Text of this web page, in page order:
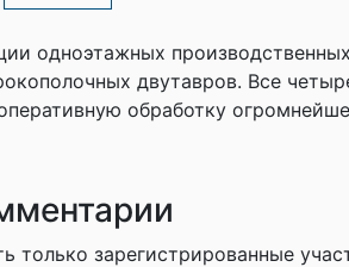
одноэтажных
двутавров. Все
обработку
только зарегистрированные